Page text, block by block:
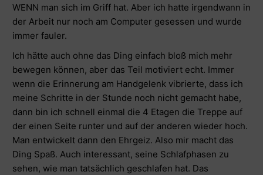
WENN man sich im Griff hat. Aber ich hatte irgendwann in
der Arbeit nur noch am Computer gesessen und wurde
immer fauler.
Ich hätte auch ohne das Ding einfach bloß mich mehr
bewegen können, aber das Teil motiviert echt. Immer
wenn die Erinnerung am Handgelenk vibrierte, dass ich
meine Schritte in der Stunde noch nicht gemacht habe,
dann bin ich schnell einmal die 4 Etagen die Treppe auf
der einen Seite runter und auf der anderen wieder hoch.
Man entwickelt dann den Ehrgeiz. Also mir macht das
Ding Spaß. Auch interessant, seine Schlafphasen zu
sehen, wie man tatsächlich geschlafen hat. Das